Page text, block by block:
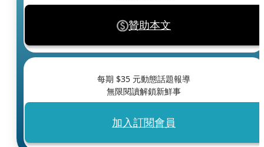
贊助本文
每期 $35 元動態話題報導
無限閱讀解鎖新鮮事
加入訂閱會員